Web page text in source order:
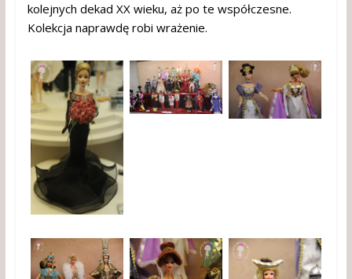
kolejnych dekad XX wieku, aż po te współczesne.
Kolekcja naprawdę robi wrażenie.